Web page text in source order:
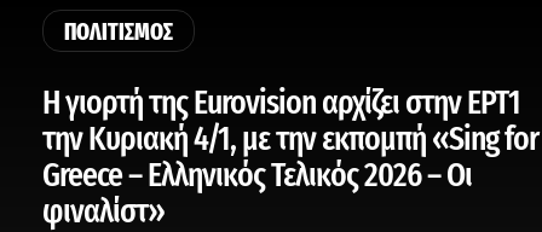
ΠΟΛΙΤΙΣΜΟΣ
Η γιορτή της Eurovision αρχίζει στην ΕΡΤ1
την Κυριακή 4/1, με την εκπομπή «Sing for
Greece – Ελληνικός Τελικός 2026 – Οι
φιναλίστ»